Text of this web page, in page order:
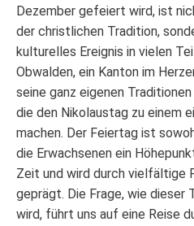
Dezember gefeiert wird, ist
der christlichen Tradition,
kulturelles Ereignis in vielen
Obwalden, ein Kanton im
seine ganz eigenen
die den Nikolaustag zu einem
machen. Der Feiertag ist
die Erwachsenen ein
Zeit und wird durch vielfältige
geprägt. Die Frage, wie dieser
wird, führt uns auf eine Reise